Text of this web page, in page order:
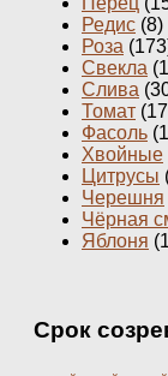
Редис (8)
Роза
Свекла
Слива
Томат
Фасоль
Хвойные
Цитрусы
Черешня
Чёрная
Яблоня
Срок